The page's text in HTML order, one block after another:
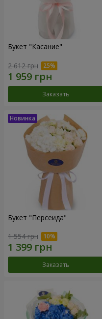
Букет "Касание"
2 612 грн
Заказать
Букет "Персеида"
1 554 грн
Заказать